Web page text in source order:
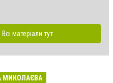
Всі матеріали тут
МИКОЛАЄВА